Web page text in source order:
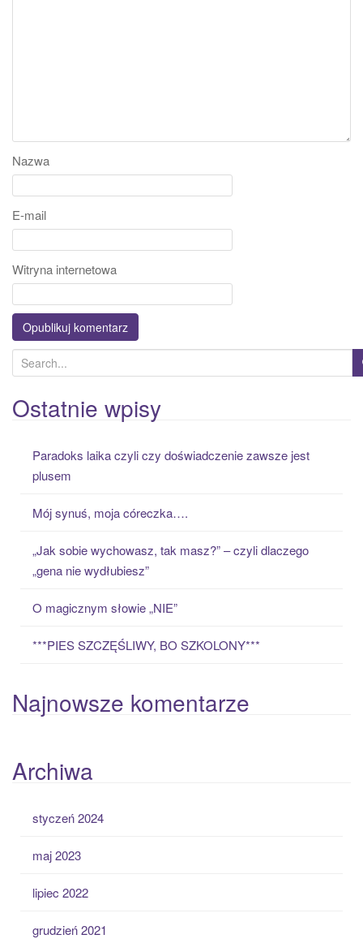
Nazwa
E-mail
Witryna internetowa
e
a
r
Ostatnie wpisy
Paradoks laika czyli czy doświadczenie zawsze jest
plusem
Mój synuś, moja córeczka….
„Jak sobie wychowasz, tak masz?” – czyli dlaczego
„gena nie wydłubiesz”
O magicznym słowie „NIE”
***PIES SZCZĘŚLIWY, BO SZKOLONY***
Najnowsze komentarze
Archiwa
styczeń 2024
maj 2023
lipiec 2022
grudzień 2021